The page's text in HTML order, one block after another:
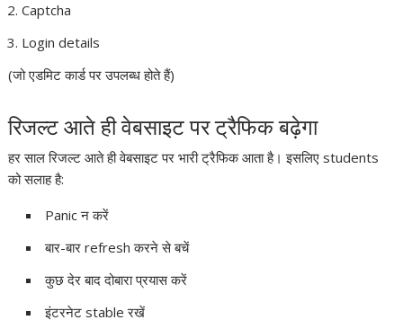
Captcha
Login details
(जो एडमिट कार्ड पर उपलब्ध होते हैं)
रिजल्ट आते ही वेबसाइट पर ट्रैफिक बढ़ेगा
हर साल रिजल्ट आते ही वेबसाइट पर भारी ट्रैफिक आता है। इसलिए students
को सलाह है:
Panic न करें
बार-बार refresh करने से बचें
कुछ देर बाद दोबारा प्रयास करें
इंटरनेट stable रखें